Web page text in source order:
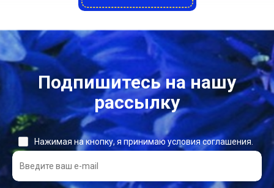
Подпишитесь на нашу
рассылку
Нажимая на кнопку, я принимаю условия соглашения.